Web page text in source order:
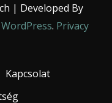
| Developed By
WordPress. Privacy
Kapcsolat